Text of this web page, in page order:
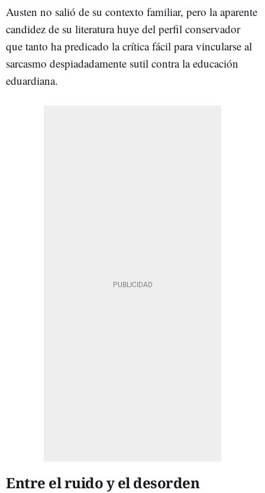
Austen no salió de su contexto familiar, pero la aparente
candidez de su literatura huye del perfil conservador
que tanto ha predicado la crítica fácil para vincularse al
sarcasmo despiadadamente sutil contra la educación
eduardiana.
Entre el ruido y el desorden